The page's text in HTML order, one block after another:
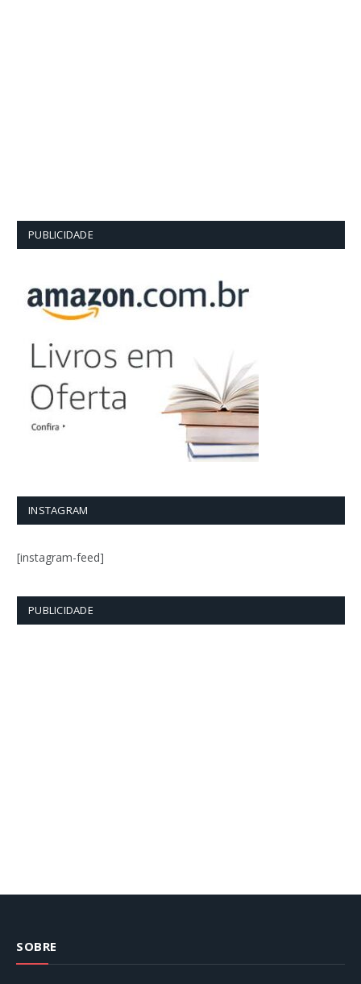
PUBLICIDADE
INSTAGRAM
[instagram-feed]
PUBLICIDADE
SOBRE